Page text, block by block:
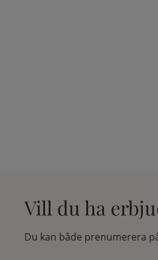
Vill du ha
Du kan både prenumerera